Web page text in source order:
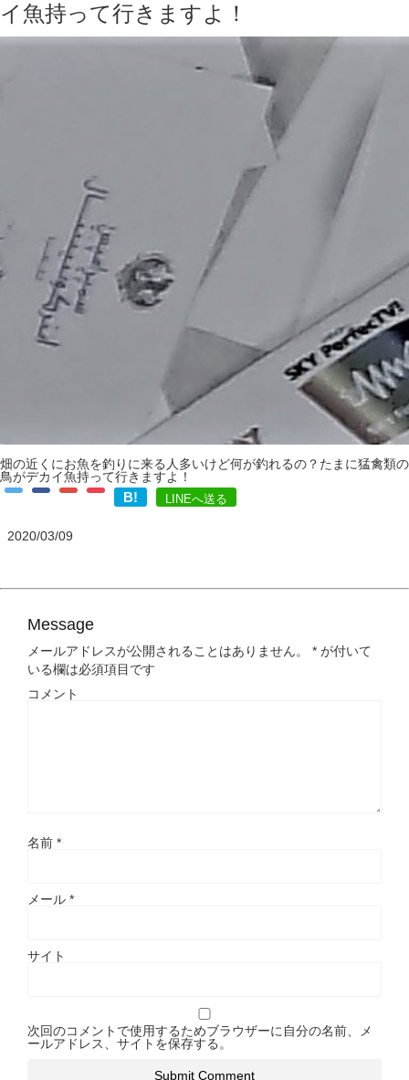
イ魚持って行きますよ！
畑の近くにお魚を釣りに来る人多いけど何が釣れるの？たまに猛禽類の
鳥がデカイ魚持って行きますよ！
B! LINEへ送る
2020/03/09
Message
メールアドレスが公開されることはありません。 * が付いて
いる欄は必須項目です
コメント
名前 *
メール *
サイト
次回のコメントで使用するためブラウザーに自分の名前、メ
ールアドレス、サイトを保存する。